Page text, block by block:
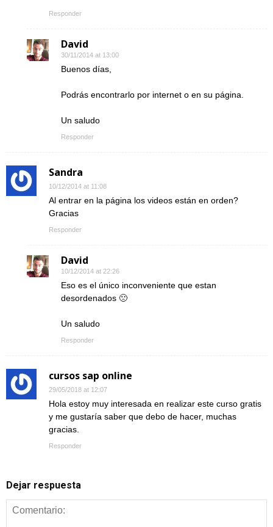
Responder
David
30/11/2014 at 13:00
Buenos días,
Podrás encontrarlo por internet o en su página.
Un saludo
Responder
Sandra
10/12/2014 at 11:08
Al entrar en la página los videos están en orden?
Gracias
Responder
David
10/12/2014 at 22:26
Eso es el único inconveniente que estan
desordenados 🙁
Un saludo
Responder
cursos sap online
29/05/2018 at 12:07
Hola estoy muy interesada en realizar este curso gratis
y me gustaría saber que debo de hacer, muchas
gracias.
Responder
Dejar respuesta